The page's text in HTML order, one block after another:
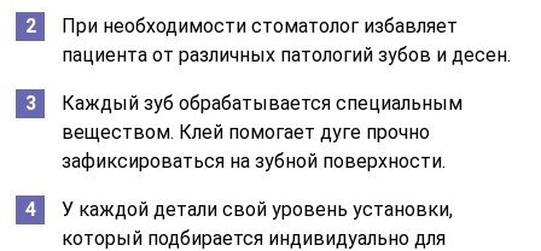
При необходимости стоматолог избавляет
пациента от различных патологий зубов и десен.
Каждый зуб обрабатывается специальным
веществом. Клей помогает дуге прочно
зафиксироваться на зубной поверхности.
У каждой детали свой уровень установки,
который подбирается индивидуально для